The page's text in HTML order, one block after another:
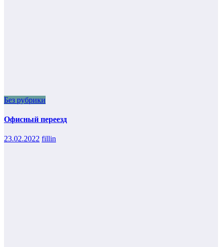
Без рубрики
Офисный переезд
23.02.2022 fillin